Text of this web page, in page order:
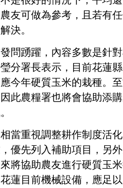
友可做為參考，且若有
決。
問踴躍，內容多數是針
分署長表示，目前花蓮
今年硬質玉米的栽種。
此農糧署也將會協助添
當重視調整耕作制度活
優先列入補助項目，另
將協助農友進行硬質玉
蓮目前機械設備，應足